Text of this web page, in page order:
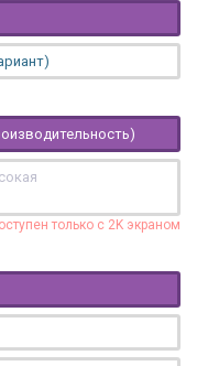
только с 2K экраном